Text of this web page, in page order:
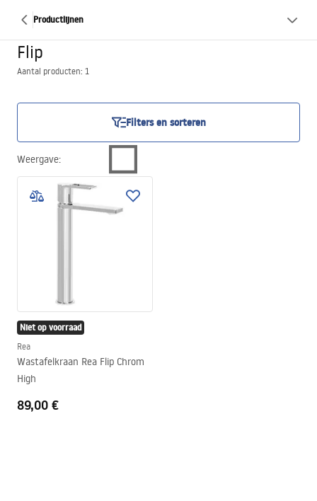
Productlijnen
Flip
Aantal producten: 1
Filters en sorteren
Weergave:
Niet op voorraad
Rea
Wastafelkraan Rea Flip Chrom
High
89,00 €